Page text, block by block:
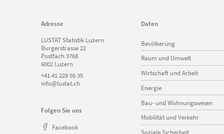
Adresse
LUSTAT Statistik Luzern
Burgerstrasse 22
Postfach 3768
6002 Luzern
+41 41 228 56 35
info@lustat.ch
Folgen Sie uns
Facebook
Daten
überspringen
Bevölkerung
Raum und Umwelt
Wirtschaft und Arbeit
Energie
Bau- und Wohnungswesen
Mobilität und Verkehr
Soziale Sicherheit